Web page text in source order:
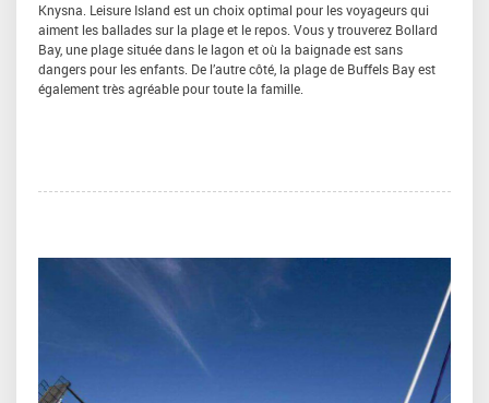
Knysna. Leisure Island est un choix optimal pour les voyageurs qui
aiment les ballades sur la plage et le repos. Vous y trouverez Bollard
Bay, une plage située dans le lagon et où la baignade est sans
dangers pour les enfants. De l’autre côté, la plage de Buffels Bay est
également très agréable pour toute la famille.